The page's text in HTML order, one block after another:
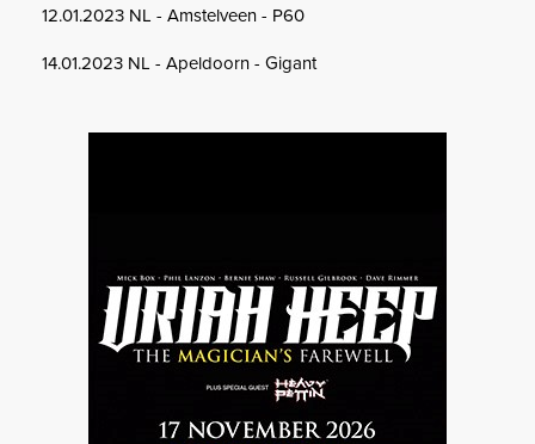
12.01.2023 NL - Amstelveen - P60
14.01.2023 NL - Apeldoorn - Gigant